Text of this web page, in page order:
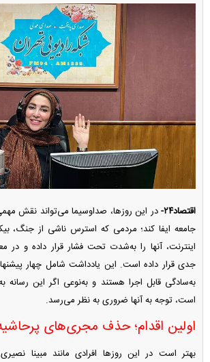
اقتصاد۲۴-
در این روزها، صداوسیما می‌تواند نقش
جامعه ایفا کند؛ مردمی که استرس ناشی از جنگ،
اینترنت، آنها را به‌شدت تحت فشار قرار داده و
جدی قرار داده است. این یادداشت شامل چهار
به‌سادگی قابل اجرا هستند و به‌نوعی اگر این رسانه
است، توجه به آنها ضروری به نظر می‌رسد.
اولین اقدام؛ حذف مجری‌های
بهتر است در این روز‌ها افرادی مانند مبینا